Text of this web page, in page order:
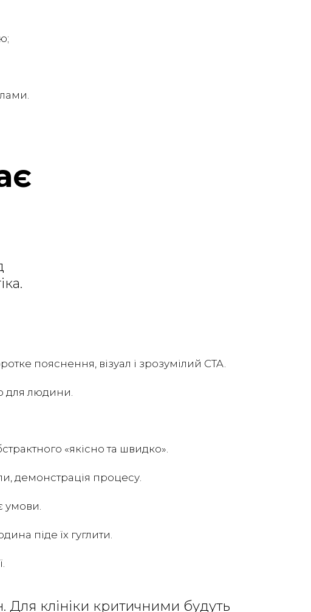
пояснення, візуал і зрозумілий CTA.
для людини.
«якісно та швидко».
демонстрація процесу.
умови.
піде їх гуглити.
Для клініки критичними будуть